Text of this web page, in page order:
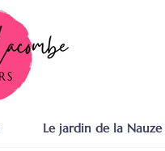
Le jardin de la Nauze